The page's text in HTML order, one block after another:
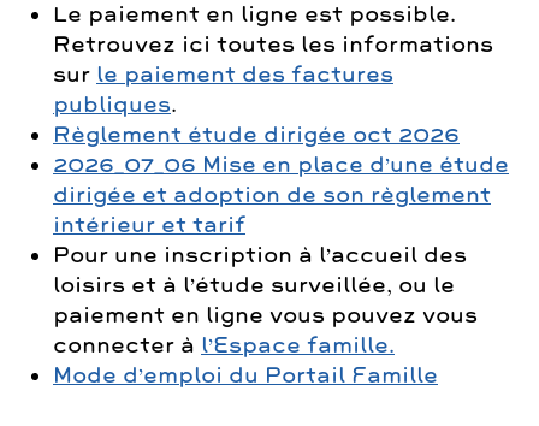
Le paiement en ligne est possible.
Retrouvez ici toutes les informations
sur le paiement des factures
publiques.
Règlement étude dirigée oct 2026
2026_07_06 Mise en place d’une étude
dirigée et adoption de son règlement
intérieur et tarif
Pour une inscription à l’accueil des
loisirs et à l’étude surveillée, ou le
paiement en ligne vous pouvez vous
connecter à l’Espace famille.
Mode d’emploi du Portail Famille